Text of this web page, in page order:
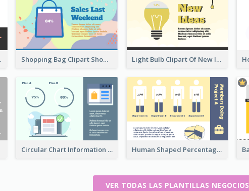
Shopping Bag Clipart Showing Percentage Light Bulb Clipart Of New Ideas
Circular Chart Information Comparison Human Shaped Percentage
VER TODAS LAS PLANTILLAS NEGOCIOS